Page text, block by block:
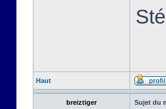
Haut
breiztiger Sujet du